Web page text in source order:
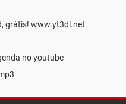
grátis! www.yt3dl.net
no youtube